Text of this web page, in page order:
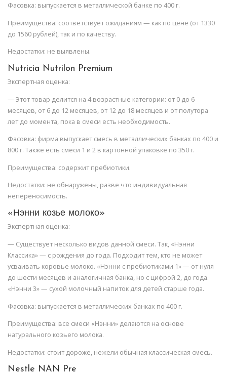
Фасовка: выпускается в металлической банке по 400 г.
Преимущества: соответствует ожиданиям — как по цене (от 1330
до 1560 рублей), так и по качеству.
Недостатки: не выявлены.
Nutricia Nutrilon Premium
Экспертная оценка:
— Этот товар делится на 4 возрастные категории: от 0 до 6
месяцев, от 6 до 12 месяцев, от 12 до 18 месяцев и от полутора
лет до момента, пока в смеси есть необходимость.
Фасовка: фирма выпускает смесь в металлических банках по 400 и
800 г. Также есть смеси 1 и 2 в картонной упаковке по 350 г.
Преимущества: содержит пребиотики.
Недостатки: не обнаружены, разве что индивидуальная
непереносимость.
«Нэнни козье молоко»
Экспертная оценка:
— Существует несколько видов данной смеси. Так, «Нэнни
Классика» — с рождения до года. Подходит тем, кто не может
усваивать коровье молоко. «Нэнни с пребиотиками 1» — от нуля
до шести месяцев и аналогичная банка, но с цифрой 2, до года.
«Нэнни 3» — сухой молочный напиток для детей старше года.
Фасовка: выпускается в металлических банках по 400 г.
Преимущества: все смеси «Нэнни» делаются на основе
натурального козьего молока.
Недостатки: стоит дороже, нежели обычная классическая смесь.
Nestle NAN Pre